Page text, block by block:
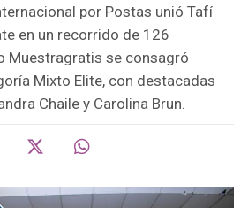
por Postas unió Tafí
en un recorrido de 126
Muestragratis se consagró
Mixto Elite, con destacadas
Chaile y Carolina Brun.